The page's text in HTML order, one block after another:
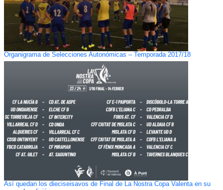
Organigrama de Selecciones Autonómicas – Temporada 2017/18
Así quedan los dieciseisavos de Final de La Nostra Copa Valenta en su